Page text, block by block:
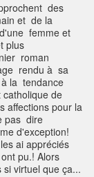
des
et de la
femme et
plus
roman
rendu à sa
à la tendance
de
affections pour la
pas dire
d'exception!
ai appréciés
pu.! Alors
virtuel que ça...